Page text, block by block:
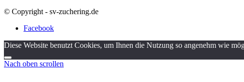
© Copyright - sv-zuchering.de
Facebook
Diese Website benutzt Cookies, um Ihnen die Nutzung so angenehm wie
Nach oben scrollen